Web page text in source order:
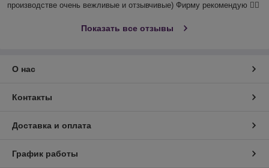
производстве очень вежливые и отзывчивые) Фирму рекомендую 👍🏻
Показать все отзывы
О нас
Контакты
Доставка и оплата
График работы